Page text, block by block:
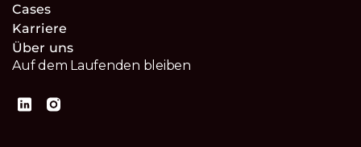
Cases
Karriere
Über uns
Auf dem Laufenden bleiben